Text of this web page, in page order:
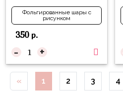
Фольгированные шары с
рисунком
350р.
- +
« 1 2 3 4
Морская
Звёздные
Войны
Уэнсдэй
Трансформеры